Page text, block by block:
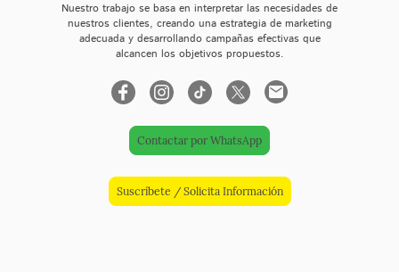
Nuestro trabajo se basa en interpretar las necesidades de
nuestros clientes, creando una estrategia de marketing
adecuada y desarrollando campañas efectivas que
alcancen los objetivos propuestos.
Contactar por WhatsApp
Suscríbete / Solicita Información